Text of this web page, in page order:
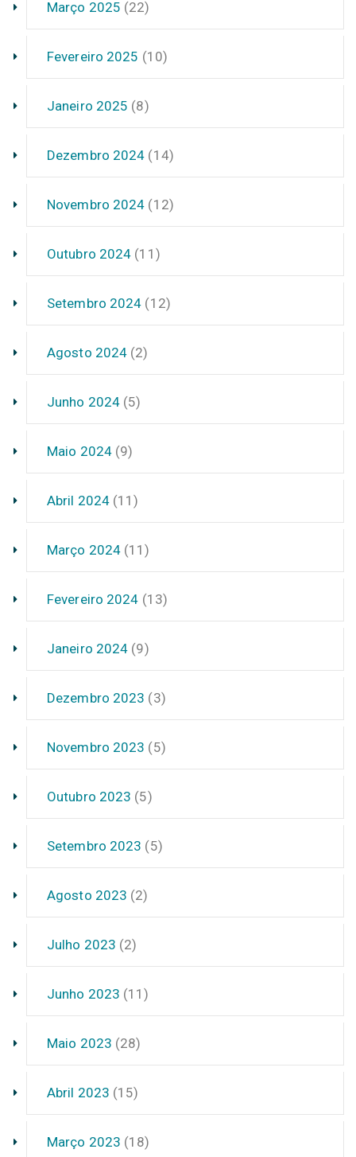
Março 2025 (22)
Fevereiro 2025 (10)
Janeiro 2025 (8)
Dezembro 2024 (14)
Novembro 2024 (12)
Outubro 2024 (11)
Setembro 2024 (12)
Agosto 2024 (2)
Junho 2024 (5)
Maio 2024(9)
Abril 2024 (11)
Março 2024 (11)
Fevereiro 2024 (13)
Janeiro 2024 (9)
Dezembro 2023 (3)
Novembro 2023 (5)
Outubro 2023 (5)
Setembro 2023 (5)
Agosto 2023 (2)
Julho 2023 (2)
Junho 2023 (11)
Maio 2023 (28)
Abril 2023 (15)
Março 2023 (18)